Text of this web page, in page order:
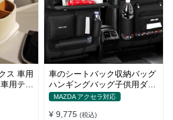
ス 車用
用ティ
ダー
ース
車のシートバック収納バッグ
ハンギングバッグ子供用ダイ
ニングテーブル車の背もたれ
Daquan
MAZDA アクセラ対応
¥ 9,775 (税込)